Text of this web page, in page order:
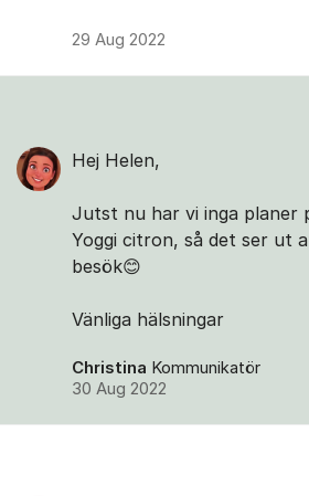
29 Aug 2022
Hej Helen,
Jutst nu har vi inga planer
Yoggi citron, så det ser ut
besök😊
Vänliga hälsningar
Christina Kommunikatör
30 Aug 2022